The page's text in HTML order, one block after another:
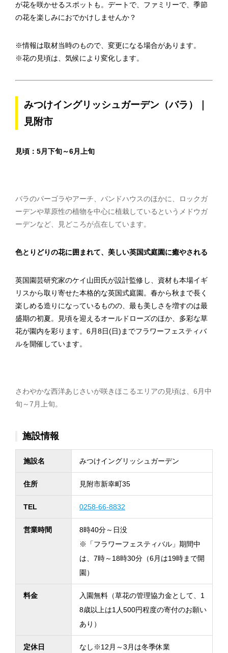
が花を咲かせるスポットも。デートで、ファミリーで、季節
の花を楽しみにおでかけしませんか？
※情報は取材当時のもので、変更になる場合があります。
※花の見頃は、気候により変化します。
みつけイングリッシュガーデン（バラ）｜
見附市
見頃： 5月下旬～6月上旬
バラのパーゴラやアーチ、バンドハウスのほかに、ロックガ
ーデンや草原性の植物を中心に植栽しているというメドウガ
ーデンなど、見どころが点在しています。
色とりどりの花に囲まれて、美しい英国式庭園に癒やされる
英国園芸研究家のケイ山田氏が設計監修し、資材も本場イギ
リスから取り寄せた本格的な英国式庭園。春から秋まで長く
楽しめる造りになっているものの、最も美しさを増すのは最
盛期の初夏。見頃を迎えるオールドローズのほか、多彩な草
花が園内を彩ります。6月8日(日)までフラワーフェスティバ
ルを開催しています。
さわやかな西洋あじさいが咲きほこるエリアの見頃は、6月中
旬～7月上旬。
施設情報
施設名 みつけイングリッシュガーデン
住所 見附市新幸町35
TEL 0258-66-8832
営業時間
8時40分～日没
※「フラワーフェスティバル」期間中
は、7時～18時30分（6月は19時まで開
園）
料金
入園無料（草花の管理協力金として、1
8歳以上は1人500円程度の寄付のお願い
あり）
定休日 なし※12月～3月は冬季休業